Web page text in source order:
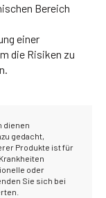
Bereich
einer
die Risiken zu
dienen
gedacht,
Produkte ist für
oder
Sie sich bei